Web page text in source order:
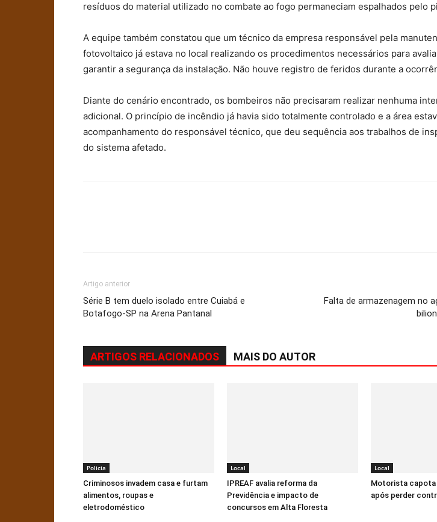
resíduos do material utilizado no combate ao fogo permaneciam espalhados pelo
A equipe também constatou que um técnico da empresa responsável pela
fotovoltaico já estava no local realizando os procedimentos necessários para
garantir a segurança da instalação. Não houve registro de feridos durante a
Diante do cenário encontrado, os bombeiros não precisaram realizar nenhuma
adicional. O princípio de incêndio já havia sido totalmente controlado e a área
acompanhamento do responsável técnico, que deu sequência aos trabalhos de
do sistema afetado.
Artigo anterior
Série B tem duelo isolado entre Cuiabá e
Botafogo-SP na Arena Pantanal
Falta de armazenagem no
ARTIGOS RELACIONADOS MAIS DO AUTOR
Policia
Criminosos invadem casa e furtam
alimentos, roupas e
eletrodoméstico
Local
IPREAF avalia reforma da
Previdência e impacto de
concursos em Alta Floresta
Local
Motorista capota
após perder